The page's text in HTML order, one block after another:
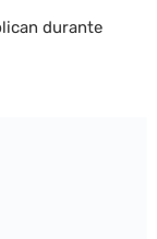
durante